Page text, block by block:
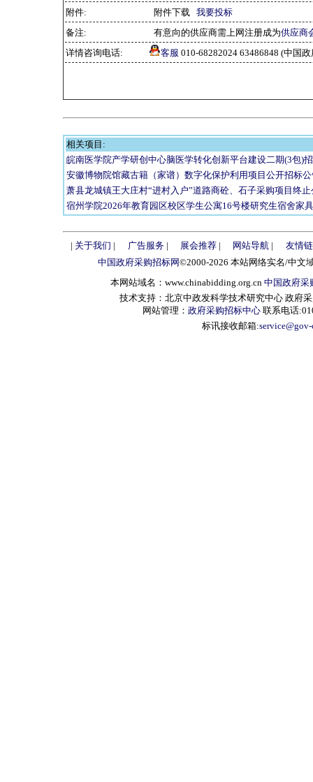
附件:
附件下载 我要投标
备注:
有意向的供应商需上网注册成为供应商
详情咨询电话:
客服 010-68282024 63486848 (中国
相关项目:
皖南医学院产学研创中心脑医学转化创新平台建设二期(3包)
安徽博物院馆藏古籍（家谱）数字化保护利用项目公开招标
萧县龙城镇王大庄村“进村入户”道路商砼、石子采购项目终止
宿州学院2026年教育园区校区学生公寓16号楼研究生宿舍家
| 关于我们 | 广告服务| 展会推荐| 网站导航 |
友情
中国政府采购招标网©2000-2026 本站网络实名/中文
本网站域名：www.chinabidding.org.cn 中国政府采
技术支持：北京中政发科学技术研究中心 政府
网站管理： 政府采购招标中心 联系电话
标讯接收邮箱: